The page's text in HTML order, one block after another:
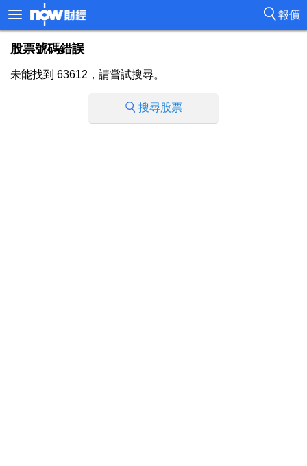
報價
股票號碼錯誤
未能找到 63612，請嘗試搜尋。
搜尋股票